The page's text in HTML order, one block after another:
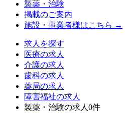
製薬・治験
掲載のご案内
施設・事業者様はこちら →
求人を探す
医療の求人
介護の求人
歯科の求人
薬局の求人
障害福祉の求人
製薬・治験の求人 0件